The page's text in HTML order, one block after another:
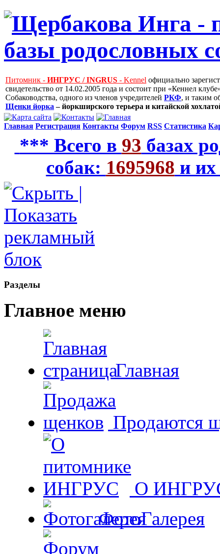
Питомник - ИНГРУС / INGRUS - Kennel официально
свидетельство от 14.02.2005 года и состоит при «Кеннел
Собаководства, одного из членов учредителей РКФ, и таким
Щенки йорка – йоркширского терьера и китайской
Главная Регистрация Контакты Форум RSS Статистика
*** Всего в 93 базах
собак: 1695968 и
Рaзделы
Главное меню
Главная
Продаются
О
ФотоГалерея